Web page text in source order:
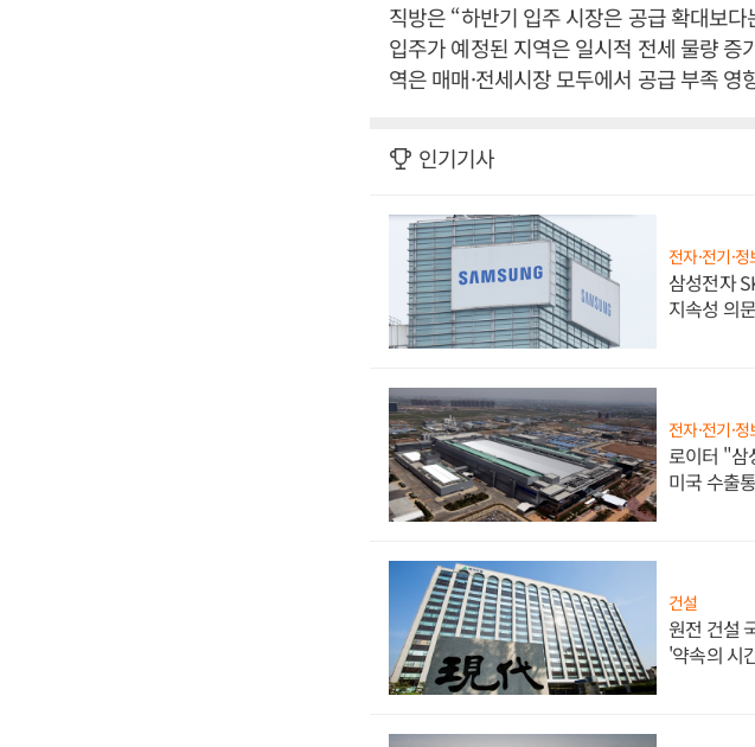
직방은 “하반기 입주 시장은 공급 확대보
입주가 예정된 지역은 일시적 전세 물량
역은 매매·전세시장 모두에서 공급 부족
인기기사
전자·전기·
삼성전자
지속성 의
전자·전기·
로이터 "삼
미국 수출
건설
원전 건설
'약속의 시